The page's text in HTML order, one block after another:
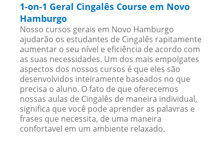
1-on-1 Geral Cingalês Course em Novo
Hamburgo
Nosso cursos gerais em Novo Hamburgo
ajudarão os estudantes de Cingalês rapitamente
aumentar o seu nível e eficiência de acordo com
as suas necessidades. Um dos mais empolgates
aspectos dos nossos cursos é que eles são
desenvolvidos inteiramente baseados no que
precisa o aluno. O fato de que oferecemos
nossas aulas de Cingalês de maneira individual,
significa que você pode aprender as palavras e
frases que necessita, de uma maneira
confortavel em um ambiente relaxado.